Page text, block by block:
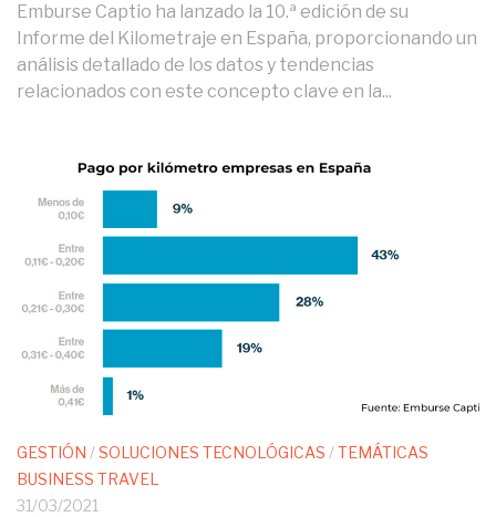
Emburse Captio ha lanzado la 10.ª edición de su
Informe del Kilometraje en España, proporcionando un
análisis detallado de los datos y tendencias
relacionados con este concepto clave en la...
GESTIÓN /SOLUCIONES TECNOLÓGICAS /TEMÁTICAS
BUSINESS TRAVEL
31/03/2021